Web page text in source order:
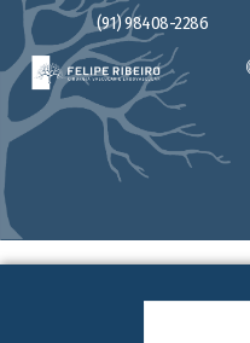
(91) 98408-2286